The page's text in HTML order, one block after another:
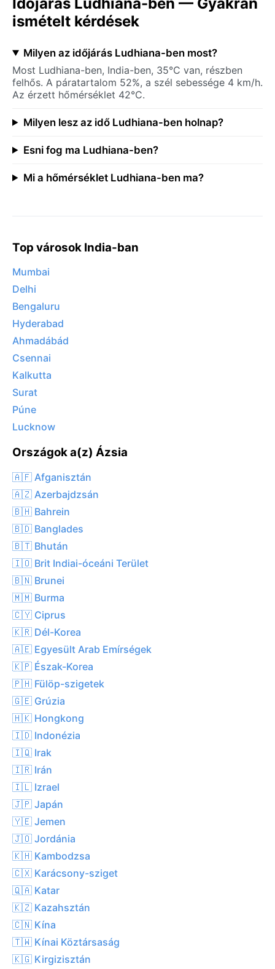
ismételt kérdések
Milyen az időjárás Ludhiana-ben most?
Most Ludhiana-ben, India-ben, 35°C van, részben
felhős. A páratartalom 52%, a szél sebessége 4 km/h.
Az érzett hőmérséklet 42°C.
Milyen lesz az idő Ludhiana-ben holnap?
Esni fog ma Ludhiana-ben?
Mi a hőmérséklet Ludhiana-ben ma?
Top városok India-ban
Mumbai
Delhi
Bengaluru
Hyderabad
Ahmadábád
Csennai
Kalkutta
Surat
Púne
Lucknow
Országok a(z) Ázsia
🇦🇫 Afganisztán
🇦🇿 Azerbajdzsán
🇧🇭 Bahrein
🇧🇩 Banglades
🇧🇹 Bhután
🇮🇴 Brit Indiai-óceáni Terület
🇧🇳 Brunei
🇲🇲 Burma
🇨🇾 Ciprus
🇰🇷 Dél-Korea
🇦🇪 Egyesült Arab Emírségek
🇰🇵 Észak-Korea
🇵🇭 Fülöp-szigetek
🇬🇪 Grúzia
🇭🇰 Hongkong
🇮🇩 Indonézia
🇮🇶 Irak
🇮🇷 Irán
🇮🇱 Izrael
🇯🇵 Japán
🇾🇪 Jemen
🇯🇴 Jordánia
🇰🇭 Kambodzsa
🇨🇽 Karácsony-sziget
🇶🇦 Katar
🇰🇿 Kazahsztán
🇨🇳 Kína
🇹🇼 Kínai Köztársaság
🇰🇬 Kirgizisztán